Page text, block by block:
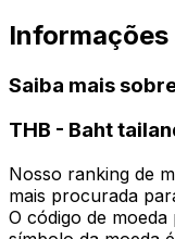
Informações
Saiba mais
THB - Baht
Nosso ranking de
mais procurada
O código de moeda